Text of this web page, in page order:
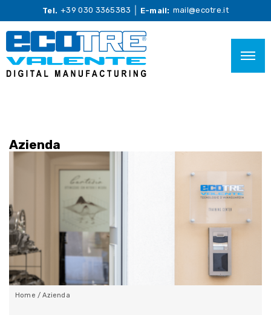
Tel. +39 030 3365383 E-mail: mail@ecotre.it
Azienda
Home /Azienda